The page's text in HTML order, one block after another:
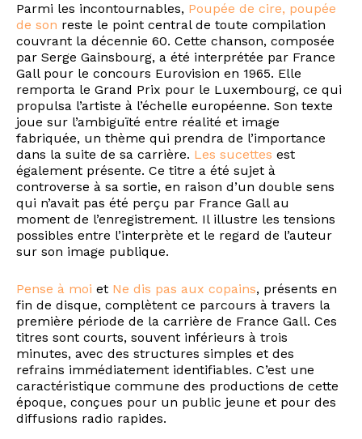
Parmi les incontournables, Poupée de cire, poupée
de son reste le point central de toute compilation
couvrant la décennie 60. Cette chanson, composée
par Serge Gainsbourg, a été interprétée par France
Gall pour le concours Eurovision en 1965. Elle
remporta le Grand Prix pour le Luxembourg, ce qui
propulsa l’artiste à l’échelle européenne. Son texte
joue sur l’ambiguïté entre réalité et image
fabriquée, un thème qui prendra de l’importance
dans la suite de sa carrière. Les sucettes est
également présente. Ce titre a été sujet à
controverse à sa sortie, en raison d’un double sens
qui n’avait pas été perçu par France Gall au
moment de l’enregistrement. Il illustre les tensions
possibles entre l’interprète et le regard de l’auteur
sur son image publique.
Pense à moi et Ne dis pas aux copains, présents en
fin de disque, complètent ce parcours à travers la
première période de la carrière de France Gall. Ces
titres sont courts, souvent inférieurs à trois
minutes, avec des structures simples et des
refrains immédiatement identifiables. C’est une
caractéristique commune des productions de cette
époque, conçues pour un public jeune et pour des
diffusions radio rapides.